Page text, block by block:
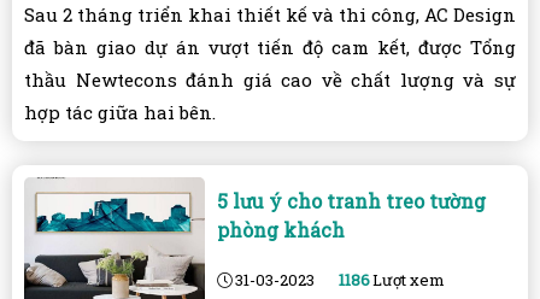
Sau 2 tháng triển khai thiết kế và thi công, AC Design
đã bàn giao dự án vượt tiến độ cam kết, được Tổng
thầu Newtecons đánh giá cao về chất lượng và sự
hợp tác giữa hai bên.
5 lưu ý cho tranh treo tường
phòng khách
31-03-2023 1186Lượt xem